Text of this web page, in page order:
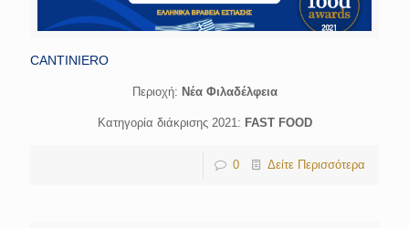
CANTINIERO
Περιοχή: Νέα Φιλαδέλφεια
Κατηγορία διάκρισης 2021: FAST FOOD
0 Δείτε Περισσότερα